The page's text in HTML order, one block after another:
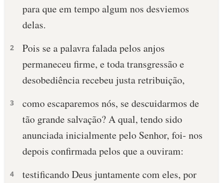
para que em tempo algum nos desviemos
delas.
2
Pois se a palavra falada pelos anjos
permaneceu firme, e toda transgressão e
desobediência recebeu justa retribuição,
3
como escaparemos nós, se descuidarmos de
tão grande salvação? A qual, tendo sido
anunciada inicialmente pelo Senhor, foi- nos
depois confirmada pelos que a ouviram:
4
testificando Deus juntamente com eles, por